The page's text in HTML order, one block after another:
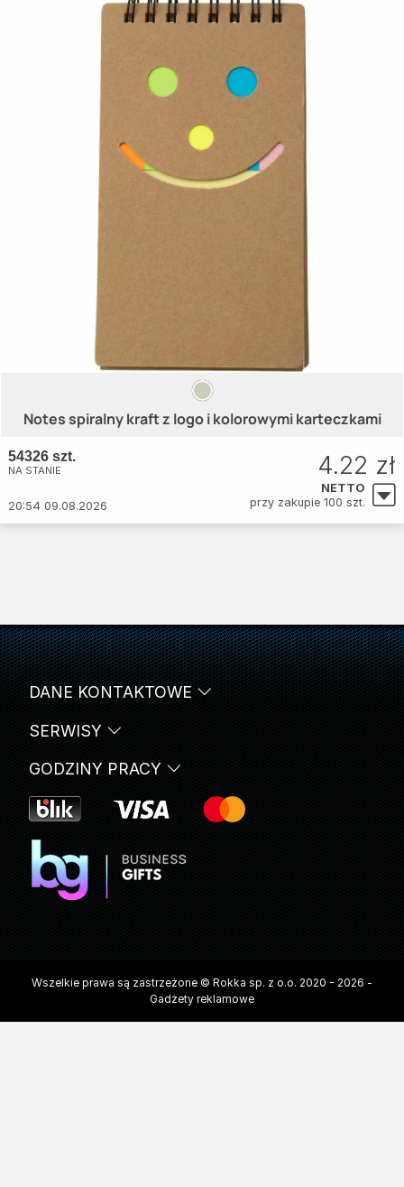
Notes spiralny kraft z logo i kolorowymi karteczkami
54326 szt.
NA STANIE
20:54 09.08.2026
4.22 zł
NETTO
przy zakupie 100 szt.
SERWISY
DANE KONTAKTOWE
GODZINY PRACY
Wszelkie prawa są zastrzeżone © Rokka sp. z o.o. 2020 - 2026 -
Gadżety reklamowe